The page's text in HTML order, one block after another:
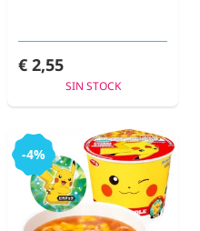
€ 2,55
SIN STOCK
-4%